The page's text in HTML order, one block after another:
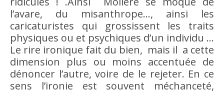
l’avare, du misanthrope…, ainsi les
caricaturistes qui grossissent les traits
physiques ou et psychiques d’un individu …
Le rire ironique fait du bien, mais il a cette
dimension plus ou moins accentuée de
dénoncer l’autre, voire de le rejeter. En ce
sens l’ironie est souvent méchanceté,